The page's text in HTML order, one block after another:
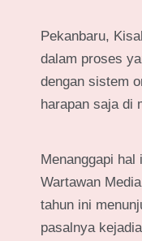
Pekanbaru,
dalam proses
dengan sistem
harapan saja di
Menanggapi
Wartawan
tahun ini
pasalnya